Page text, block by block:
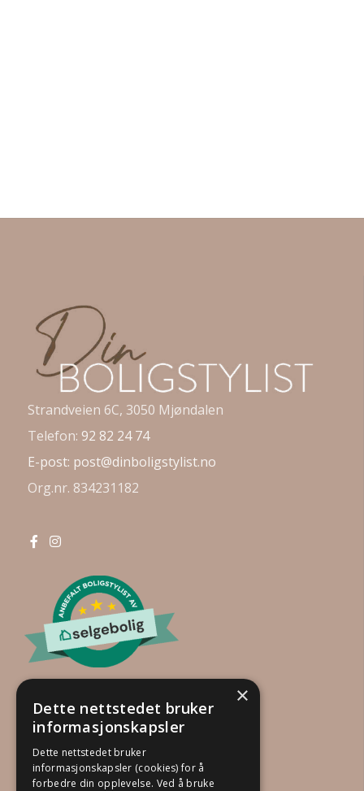
Strandveien 6C, 3050 Mjøndalen
Telefon: 92 82 24 74
E-post: post@dinboligstylist.no
Org.nr. 834231182
×
Dette nettstedet bruker
informasjonskapsler
Dette nettstedet bruker
informasjonskapsler (cookies) for å
forbedre din opplevelse. Ved å bruke